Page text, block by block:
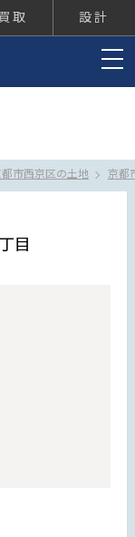
買取 設計
市西京区の土地 京都
目